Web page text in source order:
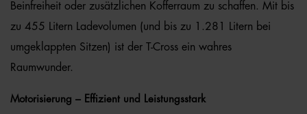
Beinfreiheit oder zusätzlichen Kofferraum zu schaffen. Mit bis
zu 455 Litern Ladevolumen (und bis zu 1.281 Litern bei
umgeklappten Sitzen) ist der T-Cross ein wahres
Raumwunder.
Motorisierung – Effizient und Leistungsstark